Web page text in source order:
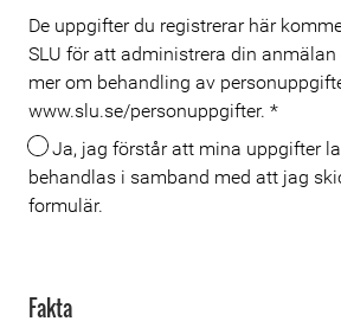
Meta
De uppgifter du registrerar här
SLU för att administrera din
mer om behandling av
www.slu.se/personuppgifter. *
Ja, jag förstår att mina uppgifter lagras och
behandlas i samband med att jag
formulär.
Fakta